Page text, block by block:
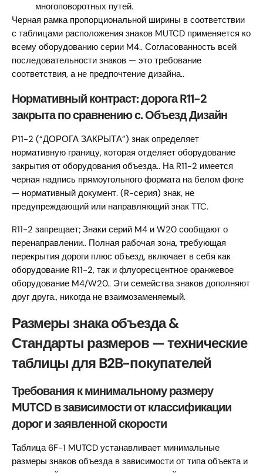
многоповоротных путей.
Черная рамка пропорциональной ширины в соответствии
с таблицами расположения знаков MUTCD применяется ко
всему оборудованию серии M4.. Согласованность всей
последовательности знаков — это требование
соответствия, а не предпочтение дизайна..
Нормативный контраст: дорога R11-2
закрыта по сравнению с. Объезд Дизайн
Р11-2 (“ДОРОГА ЗАКРЫТА”) знак определяет
нормативную границу, которая отделяет оборудование
закрытия от оборудования объезда.. На R11-2 имеется
черная надпись прямоугольного формата на белом фоне
— нормативный документ. (R-серия) знак, не
предупреждающий или направляющий знак TTC.
R11-2 запрещает; Знаки серий M4 и W20 сообщают о
перенаправлении.. Полная рабочая зона, требующая
перекрытия дороги плюс объезд, включает в себя как
оборудование R11-2, так и флуоресцентное оранжевое
оборудование M4/W20.. Эти семейства знаков дополняют
друг друга., никогда не взаимозаменяемый.
Размеры знака объезда &
Стандарты размеров — технические
таблицы для B2B-покупателей
Требования к минимальному размеру
MUTCD в зависимости от классификации
дорог и заявленной скорости
Таблица 6F-1 MUTCD устанавливает минимальные
размеры знаков объезда в зависимости от типа объекта и